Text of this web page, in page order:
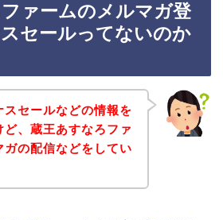
ァームのメルマガ登
セールってないのか
セールなどの情報を
、蔵王あすなろファ
ガの配信などをしてい